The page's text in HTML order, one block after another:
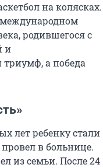
на колясках.
родившегося с
и
а победа
лет ребенку стали
в больнице.
из семьи. После 24